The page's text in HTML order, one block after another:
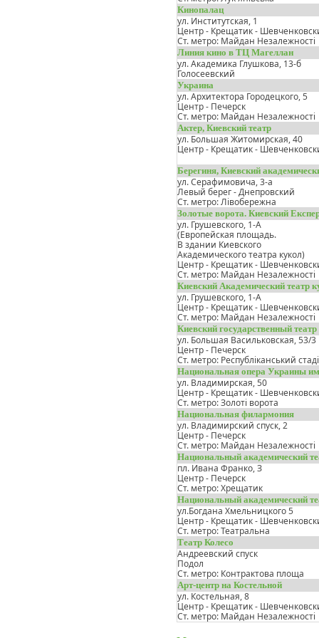
Кинопалац
ул. Институтская, 1
Центр - Крещатик -
Ст. метро: Майдан Незалежності
Линия кино в ТЦ Магеллан
ул. Академика Глушкова, 13-б
Голосеевский
Украина
ул. Архитектора Городецкого, 5
Центр - Печерск
Ст. метро: Майдан Незалежності
Актер, Киевский театр
ул. Большая Житомирская, 40
Центр - Крещатик -
Берегиня, Киевский
ул. Серафимовича, 3-а
Левый берег - Днепровский
Ст. метро: Лівобережна
Золотые ворота. Киевский
ул. Грушевского, 1-А
(Европейская площадь.
В здании Киевского
Академического театра кукол)
Центр - Крещатик -
Ст. метро: Майдан Незалежності
Киевский Академический театр
ул. Грушевского, 1-А
Центр - Крещатик -
Ст. метро: Майдан Незалежності
Киевский государственный
ул. Большая Васильковская, 53/3
Центр - Печерск
Ст. метро: Республіканський
Национальная опера Украины
ул. Владимирская, 50
Центр - Крещатик -
Ст. метро: Золоті ворота
Национальная филармония
ул. Владимирский спуск, 2
Центр - Печерск
Ст. метро: Майдан Незалежності
Национальный академический
пл. Ивана Франко, З
Центр - Печерск
Ст. метро: Хрещатик
Национальный академический
ул.Богдана Хмельницкого 5
Центр - Крещатик -
Ст. метро: Театральна
Театр Колесо
Андреевский спуск
Подол
Ст. метро: Контрактова площа
Арт-центр на Костельной
ул. Костельная, 8
Центр - Крещатик -
Ст. метро: Майдан Незалежності